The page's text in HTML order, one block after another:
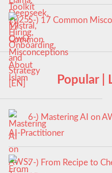
5-) 17 Common
Popular |
6-) Mastering AI on
AI-Practitioner
7-) From Recipe to